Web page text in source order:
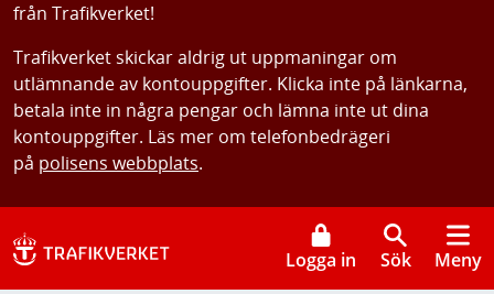
från Trafikverket!
Trafikverket skickar aldrig ut uppmaningar om
utlämnande av kontouppgifter. Klicka inte på länkarna,
betala inte in några pengar och lämna inte ut dina
kontouppgifter. Läs mer om telefonbedrägeri
på polisens webbplats.
Logga in Sök Meny